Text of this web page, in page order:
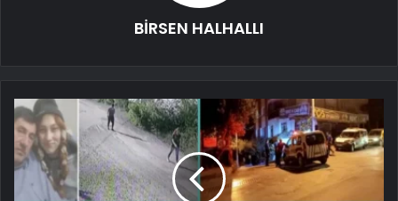
BİRSEN HALHALLI